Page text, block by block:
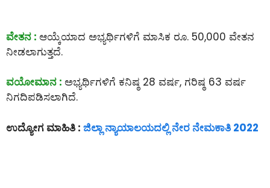
ವೇತನ : ಆಯ್ಕೆಯಾದ ಅಭ್ಯರ್ಥಿಗಳಿಗೆ ಮಾಸಿಕ ರೂ. 50,000 ವೇತನ
ನೀಡಲಾಗುತ್ತದೆ.
ವಯೋಮಾನ : ಅಭ್ಯರ್ಥಿಗಳಿಗೆ ಕನಿಷ್ಠ 28 ವರ್ಷ, ಗರಿಷ್ಠ 63 ವರ್ಷ
ನಿಗದಿಪಡಿಸಲಾಗಿದೆ.
ಉದ್ಯೋಗ ಮಾಹಿತಿ : ಜಿಲ್ಲಾ ನ್ಯಾಯಾಲಯದಲ್ಲಿ ನೇರ ನೇಮಕಾತಿ 2022